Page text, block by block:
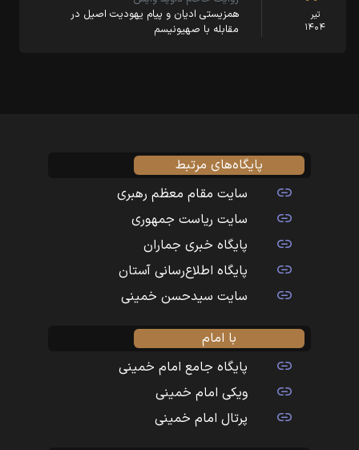
تیر
۱۴۰۴
همزیستی ادیان و پیام یهودیت اصیل در
مقابله با صهیونیسم
پایگاه‌های مرتبط
سایت مقام معظم رهبری
سایت ریاست جمهوری
پایگاه خبری جماران
پایگاه اطلاع‌رسانی آستان
سایت سیدحسن خمینی
با امام
پایگاه جامع امام خمینی
ویکی امام خمینی
پرتال امام خمینی